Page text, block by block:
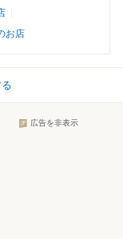
お店
広告を非表示